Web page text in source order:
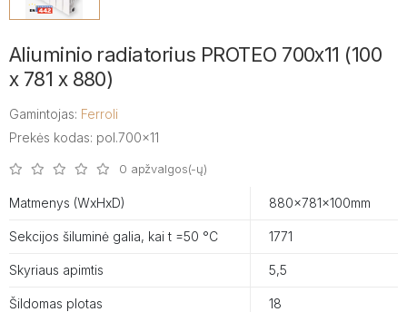
Aliuminio radiatorius PROTEO 700x11 (100
x 781 x 880)
Gamintojas: Ferroli
Prekės kodas: pol.700x11
0 apžvalgos(-ų)
Matmenys (WxHxD) 880x781x100mm
Sekcijos šiluminė galia, kai t =50 °C 1771
Skyriaus apimtis 5,5
Šildomas plotas 18